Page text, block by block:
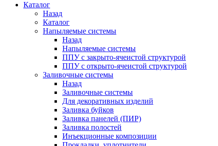
Каталог
Назад
Каталог
Напыляемые системы
Назад
Напыляемые системы
ППУ с закрыто-ячеистой структурой
ППУ с открыто-ячеистой структурой
Заливочные системы
Назад
Заливочные системы
Для декоративных изделий
Заливка буйков
Заливка панелей (ПИР)
Заливка полостей
Инъекционные композиции